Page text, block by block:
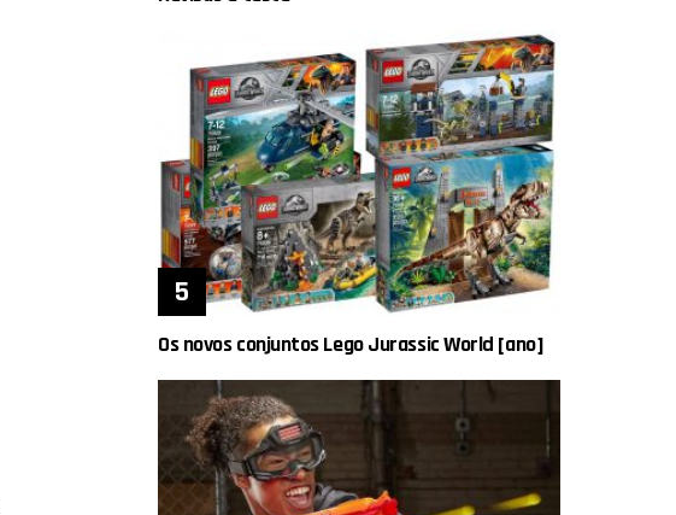
Os novos conjuntos Lego Jurassic World [ano]